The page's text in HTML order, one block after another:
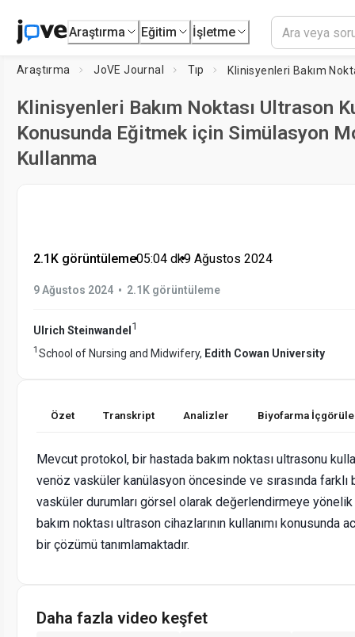
Araştırma Eğitim İşletme
Araştırma JoVE Journal Tıp
Klinisyenleri Bakım Noktası Ultrason
Konusunda Eğitmek için Simülasyon
Kullanma
2.1K görüntüleme•05:04 dk•9 Ağustos 2024
9 Ağustos 2024 • 2.1K görüntüleme
Ulrich Steinwandel 1
1 School of Nursing and Midwifery, Edith Cowan University
Özet Transkript Analizler Biyofarma
Mevcut protokol, bir hastada bakım noktası ultrasonu
venöz vasküler kanülasyon öncesinde ve sırasında
vasküler durumları görsel olarak değerlendirmeye
bakım noktası ultrason cihazlarının kullanımı
bir çözümü tanımlamaktadır.
Daha fazla video keşfet